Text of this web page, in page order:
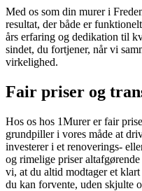
Med os som din murer i
resultat, der både er
års erfaring og dedikation til
sindet, du fortjener, når vi
virkelighed.
Fair priser og
Hos os hos 1Murer er fair
grundpiller i vores måde at
investerer i et renoverings-
og rimelige priser
vi, at du altid modtager et
du kan forvente, uden skjulte